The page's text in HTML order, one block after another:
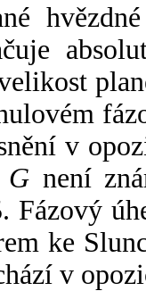
v
G není
Fázový
ke
v